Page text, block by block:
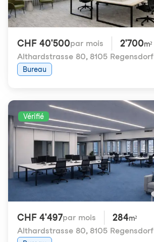
CHF 40'500par mois 2'700m²
Althardstrasse 80, 8105 Regensdorf
Bureau
Vérifié
CHF 4'497par mois 284m²
Althardstrasse 80, 8105 Regensdorf